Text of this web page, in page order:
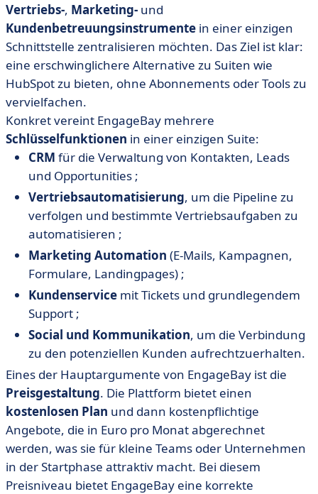
Vertriebs-, Marketing- und
Kundenbetreuungsinstrumente in einer einzigen
Schnittstelle zentralisieren möchten. Das Ziel ist klar:
eine erschwinglichere Alternative zu Suiten wie
HubSpot zu bieten, ohne Abonnements oder Tools zu
vervielfachen.
Konkret vereint EngageBay mehrere
Schlüsselfunktionen in einer einzigen Suite:
CRM für die Verwaltung von Kontakten, Leads
und Opportunities ;
Vertriebsautomatisierung, um die Pipeline zu
verfolgen und bestimmte Vertriebsaufgaben zu
automatisieren ;
Marketing Automation (E-Mails, Kampagnen,
Formulare, Landingpages) ;
Kundenservice mit Tickets und grundlegendem
Support ;
Social und Kommunikation, um die Verbindung
zu den potenziellen Kunden aufrechtzuerhalten.
Eines der Hauptargumente von EngageBay ist die
Preisgestaltung. Die Plattform bietet einen
kostenlosen Plan und dann kostenpflichtige
Angebote, die in Euro pro Monat abgerechnet
werden, was sie für kleine Teams oder Unternehmen
in der Startphase attraktiv macht. Bei diesem
Preisniveau bietet EngageBay eine korrekte